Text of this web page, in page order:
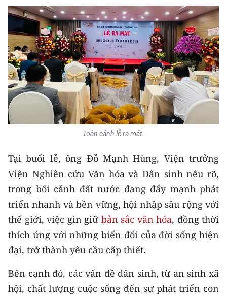
Media Du lịch
Media Thế giới
Media Thể thao
Media Giáo dục
Media Y tế
Media Khoa học - Công nghệ
Ảnh
Infographic
TIN MỚI
TIN ĐỊA PHƯƠNG
Trung du và miền núi phía Bắc
Đồng bằng sông Hồng
Toàn cảnh lễ ra mắt.
Tại buổi lễ, ông Đỗ Mạnh Hùng, Viện trưởng
Viện Nghiên cứu Văn hóa và Dân sinh nêu rõ,
trong bối cảnh đất nước đang đẩy mạnh phát
triển nhanh và bền vững, hội nhập sâu rộng với
thế giới, việc gìn giữ bản sắc văn hóa, đồng thời
thích ứng với những biến đổi của đời sống hiện
đại, trở thành yêu cầu cấp thiết.
Bên cạnh đó, các vấn đề dân sinh, từ an sinh xã
hội, chất lượng cuộc sống đến sự phát triển con